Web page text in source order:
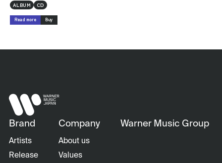
ALBUM
CD
Read more Buy
Brand
Artists
Release
Company
About us
Values
Warner Music Group